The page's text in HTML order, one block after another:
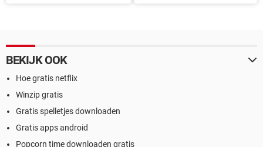
BEKIJK OOK
Hoe gratis netflix
Winzip gratis
Gratis spelletjes downloaden
Gratis apps android
Popcorn time downloaden gratis